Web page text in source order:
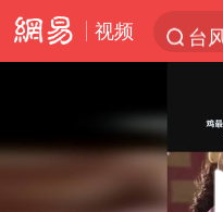
视频
台
宇